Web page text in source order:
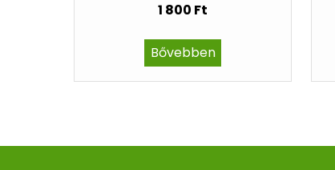
1 800 Ft
Bővebben